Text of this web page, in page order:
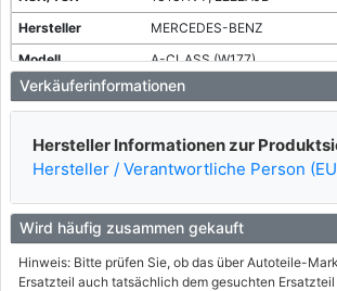
MERCEDES-BENZ
A-CLASS (W177)
A 180 (177.084)
06/2018 - heute
MERCEDES-BENZ
A 180 Mild-Hybrid (177.084)
Verkäuferinformationen
Hersteller Informationen zur
Hersteller / Verantwortliche Person
Wird häufig zusammen gekauft
Hinweis: Bitte prüfen Sie, ob das über Autoteile-
Ersatzteil auch tatsächlich dem gesuchten